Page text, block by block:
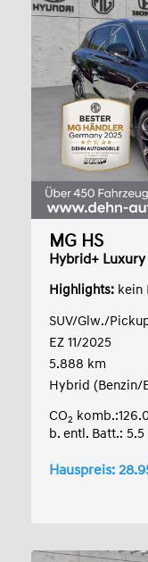
MG HS
Hybrid+ Luxury
Highlights: kein
SUV/Glw./
EZ 11/2025
5.888 km
Hybrid (Benzin/
CO2
b. entl. Batt.:
Hauspreis: